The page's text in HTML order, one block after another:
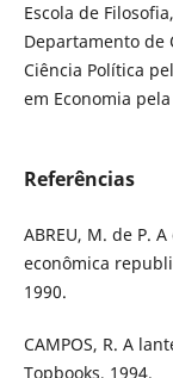
Escola de
Departamento de
Ciência Política
em Economia
Referências
ABREU, M. de P.
econômica
1990.
CAMPOS, R. A
Topbooks, 1994.